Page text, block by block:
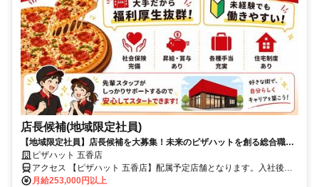
店長候補(地域限定社員)
【地域限定社員】店長候補を大募集！未来のピザハットを創る総合職☆
働きやすい環境をご用意！
ピザハット 五香店
アクセス 【ピザハット 五香店】配属予定店舗となります。入社後約
1.5か月間は以下研修拠点で勤務◆横浜本社（神奈川県横浜市西区み
月給253,000円以上